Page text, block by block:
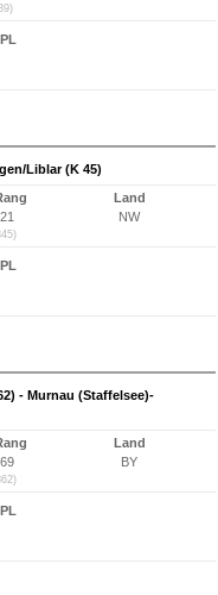
Liblar (K 45)
Land
NW
- Murnau (Staffelsee)-
Land
BY